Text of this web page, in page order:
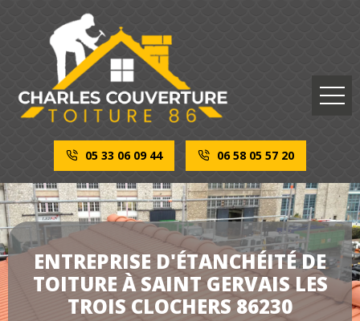
05 33 06 09 44 06 58 05 57 20
ENTREPRISE D'ÉTANCHÉITÉ DE
TOITURE À SAINT GERVAIS LES
TROIS CLOCHERS 86230